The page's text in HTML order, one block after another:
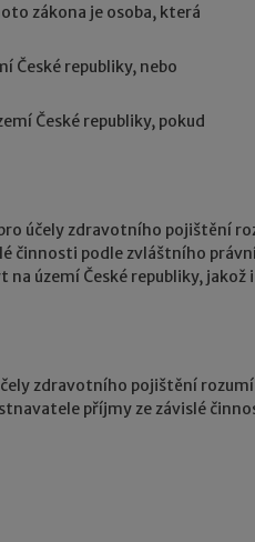
zákona je osoba, která
České republiky, nebo
České republiky, pokud
účely zdravotního pojištění
činnosti podle zvláštního
území České republiky,
zdravotního pojištění
příjmy ze závislé